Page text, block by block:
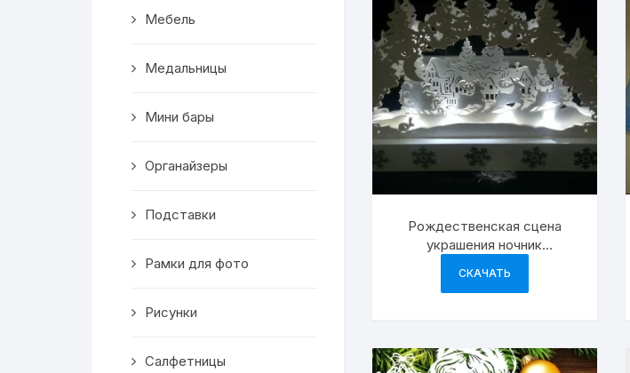
Скворечники
Кормушки
Линейки
Рождественская сцена
украшения ночник
СКАЧАТЬ
Мебель
Медальницы
Мини бары
Органайзеры
Подставки
Рамки для фото
Рисунки
Салфетницы